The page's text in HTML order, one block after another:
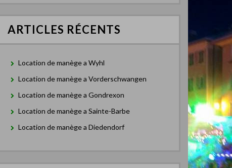
ARTICLES RÉCENTS
Location de manège a Wyhl
Location de manège a Vorderschwangen
Location de manège a Gondrexon
Location de manège a Sainte-Barbe
Location de manège a Diedendorf